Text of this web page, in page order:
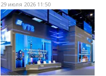
29 июля 2026 11:50